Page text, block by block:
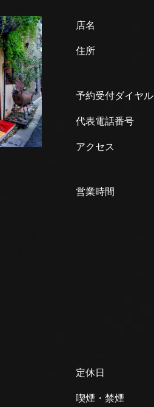
店名
住所
予約受付ダイヤル
代表電話番号
アクセス
営業時間
定休日
喫煙・禁煙